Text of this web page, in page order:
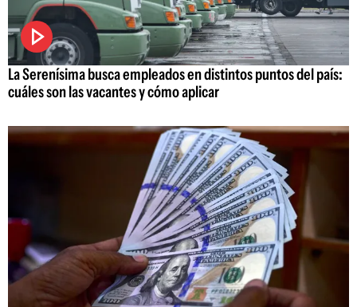
La Serenísima busca empleados en distintos puntos del país:
cuáles son las vacantes y cómo aplicar